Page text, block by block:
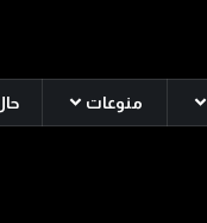
منوعات